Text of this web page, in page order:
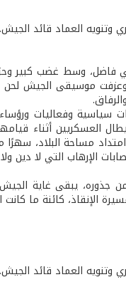
وتنويه العماد قائد الجيش.
فاضل، وسط غضب كبير
وعزفت موسيقى الجيش
وفعاليات ورؤساء
العسكريين أثناء
مساحة البلاد، سهرًا
الإرهاب التي لا دين
من جذوره، يبقى غاية
الإنقاذ، كائنة ما كانت
وتنويه العماد قائد الجيش.